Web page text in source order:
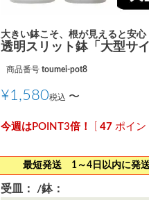
大きい鉢こそ、根が見えると安
透明スリット鉢「大型サ
商品番号 toumei-pot8
¥1,580税込 〜
47 ポイン
最短発送 1～4日以内に発
受皿：
鉢：